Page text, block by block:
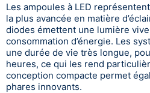
Les ampoules à LED
la plus avancée en matière
diodes émettent une lumière
consommation d’énergie. Les
une durée de vie très longue,
heures, ce qui les rend
conception compacte permet
phares innovants.